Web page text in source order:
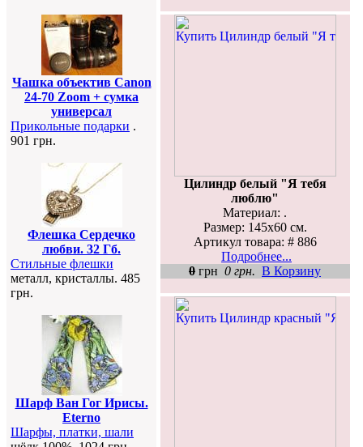
Чашка объектив Canon
24-70 Zoom + сумка
универсал
Прикольные подарки .
901 грн.
Флешка Сердечко
любви. 32 Гб.
Стильные флешки
металл, кристаллы. 485
грн.
Шарф Ван Гог Ирисы.
Eterno
Шарфы, платки, шали
Цилиндр белый "Я тебя
люблю"
Материал: .
Размер: 145х60 см.
Артикул товара: # 886
Подробнее...
0 грн 0 грн. В Корзину